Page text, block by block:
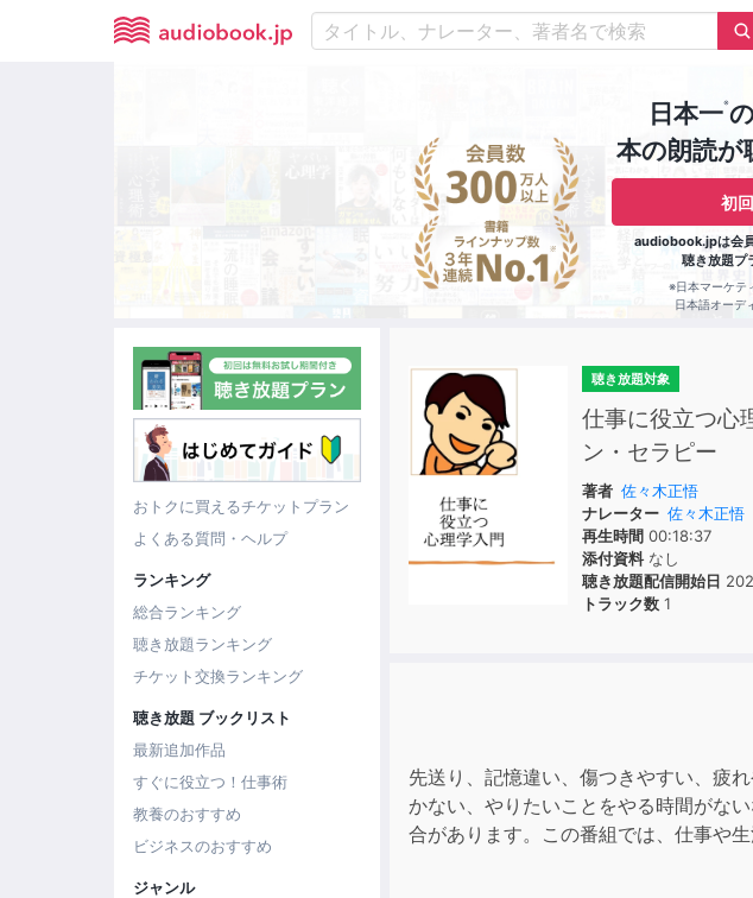
日本一※
本の朗読が
初
audiobook.jpは会
聴き放題プ
※日本マーケテ
日本語オーデ
おトクに買えるチケットプラン
よくある質問・ヘルプ
ランキング
総合ランキング
聴き放題ランキング
チケット交換ランキング
聴き放題 ブックリスト
最新追加作品
すぐに役立つ！仕事術
教養のおすすめ
ビジネスのおすすめ
ジャンル
聴き放題対象
仕事に役立つ心
ン・セラピー
著者 佐々木正悟
ナレーター 佐々木正悟
再生時間 00:18:37
添付資料なし
聴き放題配信開始日
トラック数 1
先送り、記憶違い、傷つきやすい、疲
かない、やりたいことをやる時間がな
合があります。この番組では、仕事や